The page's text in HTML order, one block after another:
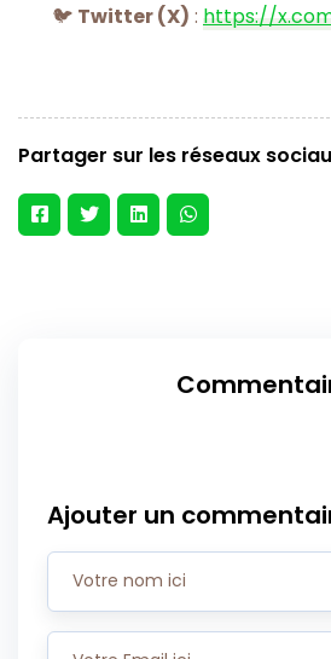
🐦 Twitter (X) : https://
Partager sur les réseaux
Ajouter un